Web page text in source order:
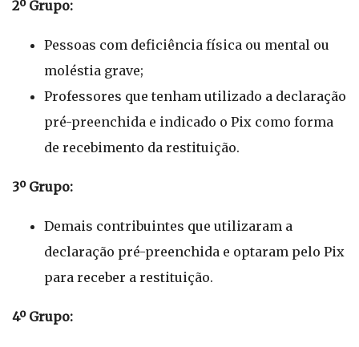
2º Grupo:
Pessoas com deficiência física ou mental ou
moléstia grave;
Professores que tenham utilizado a declaração
pré-preenchida e indicado o Pix como forma
de recebimento da restituição.
3º Grupo:
Demais contribuintes que utilizaram a
declaração pré-preenchida e optaram pelo Pix
para receber a restituição.
4º Grupo: